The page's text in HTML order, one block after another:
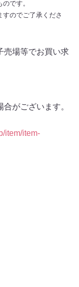
です。
のでご了承くださ
売場等でお買い求
がございます。
item/item-